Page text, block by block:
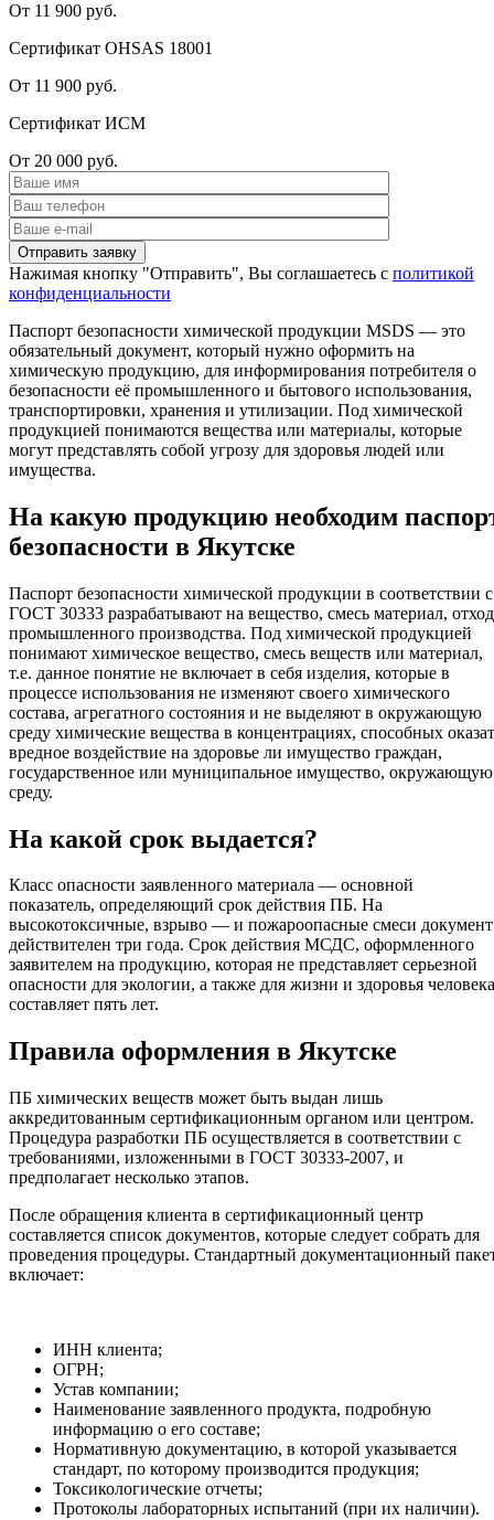
От 11 900 руб.
Сертификат OHSAS 18001
От 11 900 руб.
Сертификат ИСМ
От 20 000 руб.
Нажимая кнопку "Отправить", Вы соглашаетесь с политикой
конфиденциальности
Паспорт безопасности химической продукции MSDS — это
обязательный документ, который нужно оформить на
химическую продукцию, для информирования потребителя о
безопасности её промышленного и бытового использования,
транспортировки, хранения и утилизации. Под химической
продукцией понимаются вещества или материалы, которые
могут представлять собой угрозу для здоровья людей или
имущества.
На какую продукцию необходим
безопасности в Якутске
Паспорт безопасности химической продукции в соответствии с
ГОСТ 30333 разрабатывают на вещество, смесь материал, отход
промышленного производства. Под химической продукцией
понимают химическое вещество, смесь веществ или материал,
т.е. данное понятие не включает в себя изделия, которые в
процессе использования не изменяют своего химического
состава, агрегатного состояния и не выделяют в окружающую
среду химические вещества в концентрациях, способных
вредное воздействие на здоровье ли имущество граждан,
государственное или муниципальное имущество, окружающую
среду.
На какой срок выдается?
Класс опасности заявленного материала — основной
показатель, определяющий срок действия ПБ. На
высокотоксичные, взрыво — и пожароопасные смеси документ
действителен три года. Срок действия МСДС, оформленного
заявителем на продукцию, которая не представляет серьезной
опасности для экологии, а также для жизни и здоровья
составляет пять лет.
Правила оформления в Якутске
ПБ химических веществ может быть выдан лишь
аккредитованным сертификационным органом или центром.
Процедура разработки ПБ осуществляется в соответствии с
требованиями, изложенными в ГОСТ 30333-2007, и
предполагает несколько этапов.
После обращения клиента в сертификационный центр
составляется список документов, которые следует собрать для
проведения процедуры. Стандартный документационный
включает:
ИНН клиента;
ОГРН;
Устав компании;
Наименование заявленного продукта, подробную
информацию о его составе;
Нормативную документацию, в которой указывается
стандарт, по которому производится продукция;
Токсикологические отчеты;
Протоколы лабораторных испытаний (при их наличии).